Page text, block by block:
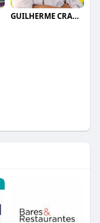
GUILHERME CRAMER BALLE